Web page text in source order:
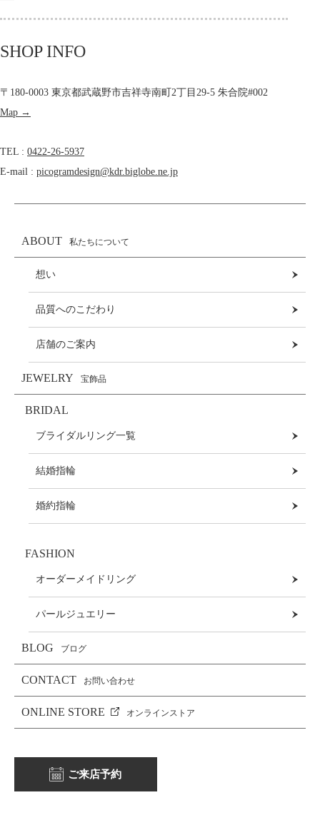
SHOP INFO
〒180-0003 東京都武蔵野市吉祥寺南町2丁目29-5 朱合院#002
Map →
TEL : 0422-26-5937
E-mail : picogramdesign@kdr.biglobe.ne.jp
ABOUT 私たちについて
想い
品質へのこだわり
店舗のご案内
JEWELRY 宝飾品
BRIDAL
ブライダルリング一覧
結婚指輪
婚約指輪
FASHION
オーダーメイドリング
パールジュエリー
BLOG ブログ
CONTACT お問い合わせ
ONLINE STORE オンラインストア
ご来店予約